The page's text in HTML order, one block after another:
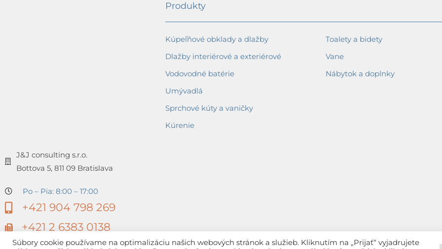
J&J consulting s.r.o.
Bottova 5, 811 09 Bratislava
Po – Pia: 8:00 – 17:00
+421 904 798 269
+421 2 6383 0138
Produkty
Kúpeľňové obklady a dlažby
Dlažby interiérové a exteriérové
Vodovodné batérie
Umývadlá
Sprchové kúty a vaničky
Kúrenie
Toalety a bidety
Vane
Nábytok a doplnky
Súbory cookie používame na optimalizáciu našich webových stránok a služieb. Kliknutím na „Prijať“ vyjadrujete